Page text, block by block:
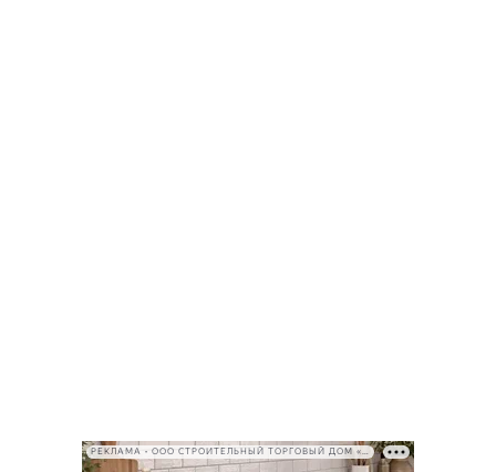
РЕКЛАМА • ООО СТРОИТЕЛЬНЫЙ ТОРГОВЫЙ ДОМ «ПЕТРОВИЧ», ИНН 7802348846